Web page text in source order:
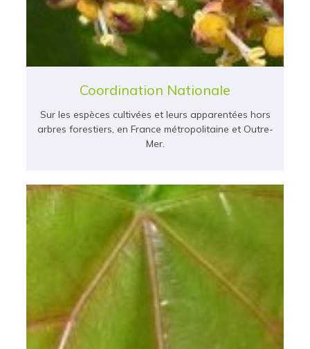
Coordination Nationale
Sur les espèces cultivées et leurs apparentées hors
arbres forestiers, en France métropolitaine et Outre-
Mer.